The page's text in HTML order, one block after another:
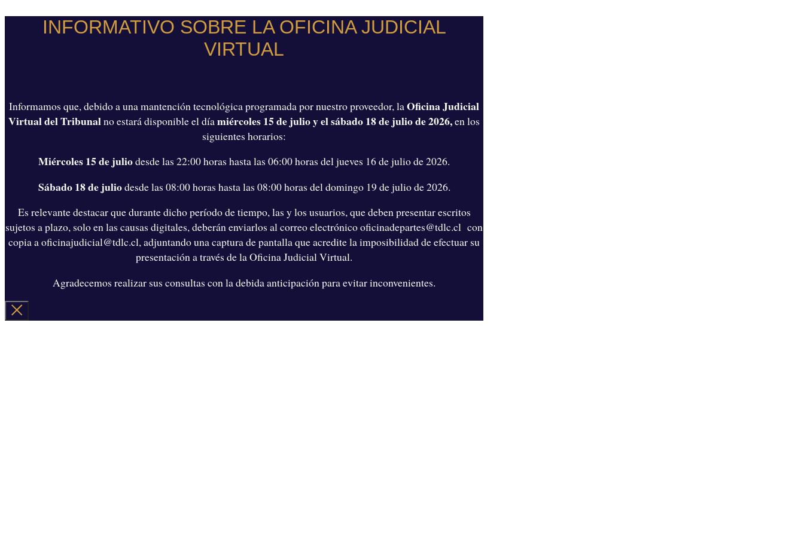
INFORMATIVO SOBRE LA OFICINA JUDICIAL
VIRTUAL
Informamos que, debido a una mantención tecnológica programada por nuestro proveedor, laOficina Judicial
Virtual del Tribunalno estará disponible el díamiércoles 15 de julioy elsábado 18 de julio de 2026,en los
siguientes horarios:
Miércoles 15 de juliodesde las 22:00 horas hasta las 06:00 horas del jueves 16 de julio de 2026.
Sábado 18 de juliodesde las 08:00 horas hasta las 08:00 horas del domingo 19 de julio de 2026.
Es relevante destacar que durante dicho período de tiempo, las y los usuarios, que deben presentar escritos
sujetos a plazo, solo en las causas digitales, deberán enviarlos al correo electrónicooficinadepartes@tdlc.cl con
copia aoficinajudicial@tdlc.cl, adjuntando una captura de pantalla que acredite la imposibilidad de efectuar su
presentación a través de la Oficina Judicial Virtual.
Agradecemos realizar sus consultas con la debida anticipación para evitar inconvenientes.